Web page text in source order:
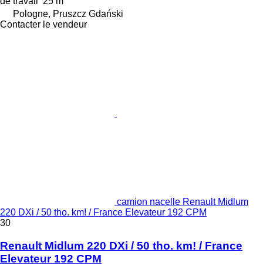
Pologne, Pruszcz Gdański
Contacter le vendeur
camion nacelle Renault Midlum
220 DXi / 50 tho. km! / France Elevateur 192 CPM
30
Renault Midlum 220 DXi / 50 tho. km! / France
Elevateur 192 CPM